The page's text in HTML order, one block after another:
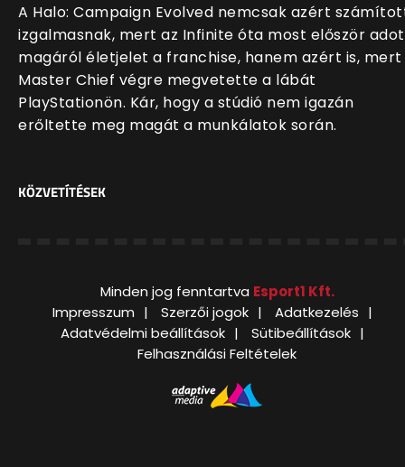
A Halo: Campaign Evolved nemcsak azért
izgalmasnak, mert az Infinite óta most először
magáról életjelet a franchise, hanem azért is, mert
Master Chief végre megvetette a lábát
PlayStationön. Kár, hogy a stúdió nem igazán
erőltette meg magát a munkálatok során.
KÖZVETÍTÉSEK
Minden jog fenntartva Esport1 Kft.
Impresszum
Szerzői jogok
Adatkezelés
Adatvédelmi beállítások
Sütibeállítások
Felhasználási Feltételek